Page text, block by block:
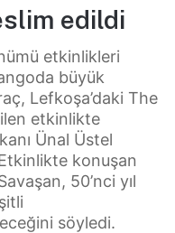
edildi
etkinlikleri
büyük
Lefkoşa’daki The
etkinlikte
Ünal Üstel
konuşan
50’nci yıl
söyledi.